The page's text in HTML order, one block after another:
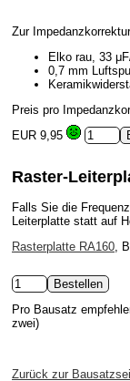
Zur
Elko rau, 33
0,7 mm
Preis pro
EUR 9,95
Raster-
Falls Sie die
Leiterplatte statt auf
Rasterplatte RA160 ,
Pro Bausatz
zwei)
Zurück zur